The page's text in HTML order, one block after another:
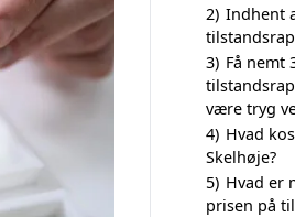
2) Indhent
3) Få nemt
være tryg
4) Hvad
Skelhøje?
5) Hvad er
prisen på